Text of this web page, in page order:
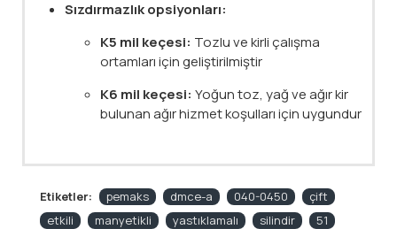
Sızdırmazlık opsiyonları:
K5 mil keçesi: Tozlu ve kirli çalışma
ortamları için geliştirilmiştir
K6 mil keçesi: Yoğun toz, yağ ve ağır kir
bulunan ağır hizmet koşulları için uygundur
Etiketler: pemaks dmce-a 040-0450
çift
etkili
manyetikli yastıklamalı silindir
51